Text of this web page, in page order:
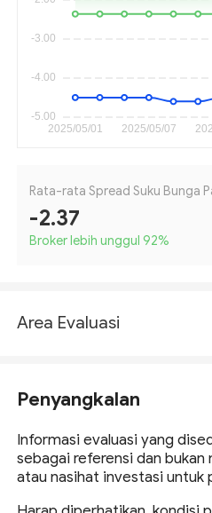
Rata-rata Spread Suku Bunga
-2.37
Broker lebih unggul 92%
Area Evaluasi
Penyangkalan
Informasi evaluasi yang
sebagai referensi dan
atau nasihat investasi